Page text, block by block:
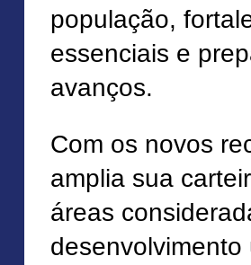
população,
essenciais e
avanços.
Com os novos
amplia sua
áreas